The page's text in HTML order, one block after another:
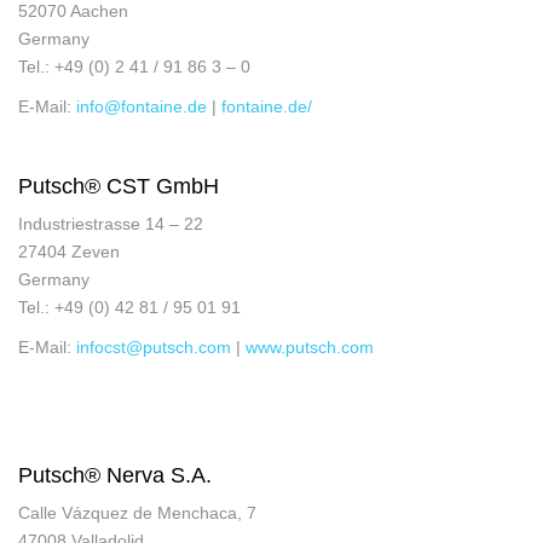
52070 Aachen
Germany
Tel.: +49 (0) 2 41 / 91 86 3 – 0
E-Mail: info@fontaine.de | fontaine.de/
Putsch® CST GmbH
Industriestrasse 14 – 22
27404 Zeven
Germany
Tel.: +49 (0) 42 81 / 95 01 91
E-Mail: infocst@putsch.com | www.putsch.com
Putsch® Nerva S.A.
Calle Vázquez de Menchaca, 7